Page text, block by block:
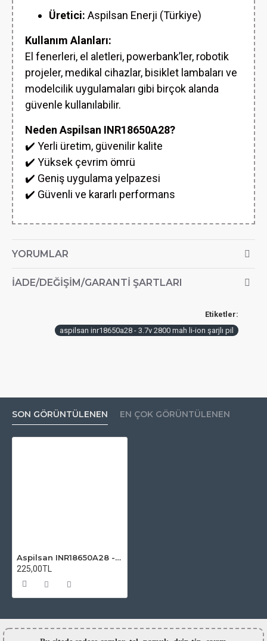
Üretici: Aspilsan Enerji (Türkiye)
Kullanım Alanları:
El fenerleri, el aletleri, powerbank’ler, robotik
projeler, medikal cihazlar, bisiklet lambaları ve
modelcilik uygulamaları gibi birçok alanda
güvenle kullanılabilir.
Neden Aspilsan INR18650A28?
✔️ Yerli üretim, güvenilir kalite
✔️ Yüksek çevrim ömrü
✔️ Geniş uygulama yelpazesi
✔️ Güvenli ve kararlı performans
YORUMLAR
İADE/DEĞIŞIM/GARANTI ŞARTLARI
Etiketler:
aspilsan inr18650a28 - 3.7v 2800 mah li-ion şarjlı pil
SON GÖRÜNTÜLENEN EN ÇOK GÖRÜNTÜLENEN
Aspilsan INR18650A28 - 3.7V 2800 mAh Li-ion Şarjlı Pil
225,00TL